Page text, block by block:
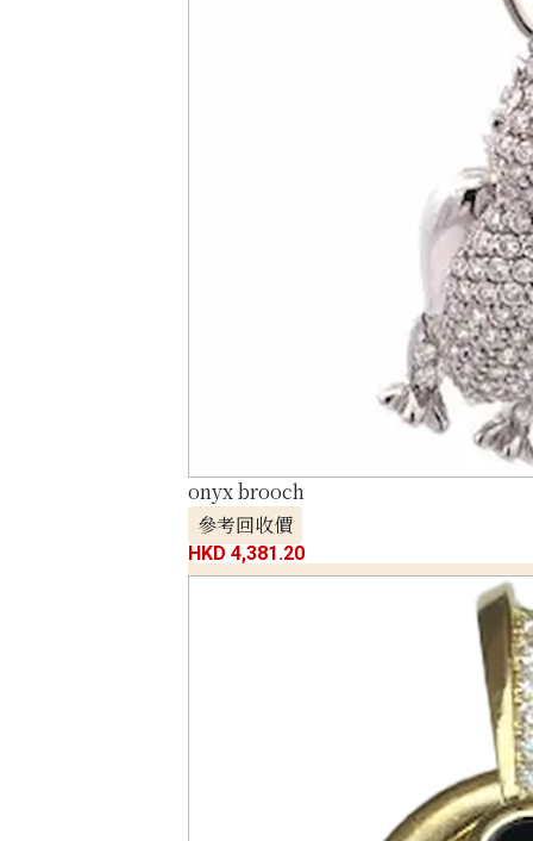
onyx brooch
參考回收價
HKD 4,381.20